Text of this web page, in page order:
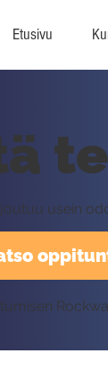
Etusivu
usein